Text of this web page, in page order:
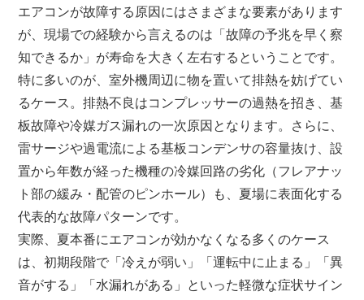
エアコンが故障する原因にはさまざまな要素があります
が、現場での経験から言えるのは「故障の予兆を早く察
知できるか」が寿命を大きく左右するということです。
特に多いのが、室外機周辺に物を置いて排熱を妨げてい
るケース。排熱不良はコンプレッサーの過熱を招き、基
板故障や冷媒ガス漏れの一次原因となります。さらに、
雷サージや過電流による基板コンデンサの容量抜け、設
置から年数が経った機種の冷媒回路の劣化（フレアナッ
ト部の緩み・配管のピンホール）も、夏場に表面化する
代表的な故障パターンです。
実際、夏本番にエアコンが効かなくなる多くのケース
は、初期段階で「冷えが弱い」「運転中に止まる」「異
音がする」「水漏れがある」といった軽微な症状サイン